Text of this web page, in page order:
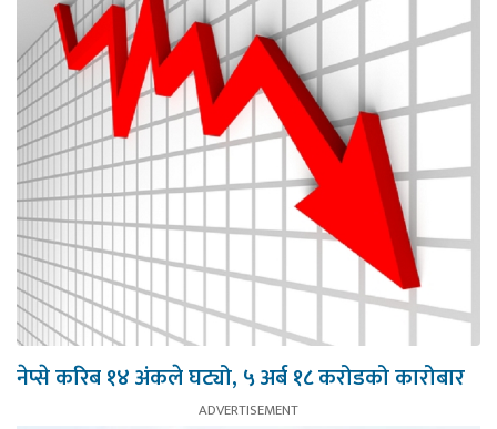
नेप्से करिब १४ अंकले घट्यो, ५ अर्ब १८ करोडको कारोबार